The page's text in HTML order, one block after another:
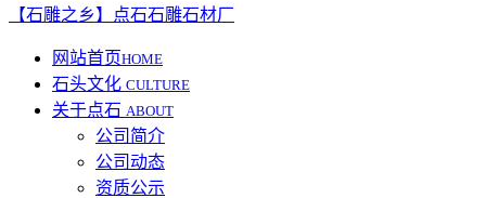
【石雕之乡】点石石雕石材厂
网站首页HOME
石头文化 CULTURE
关于点石 ABOUT
公司简介
公司动态
资质公示